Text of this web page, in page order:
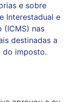
e sobre
Interestadual e
(ICMS) nas
destinadas a
do imposto.